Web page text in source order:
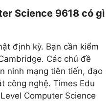
Science 9618 có gì
định kỳ. Bạn cần kiểm
Các chủ đề
ninh mạng tiên tiến, đạo
công nghệ. Times Edu
Computer Science